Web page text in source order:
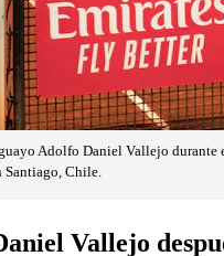
Adolfo Daniel Vallejo durante
Chile.
Vallejo